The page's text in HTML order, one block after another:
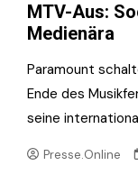
MTV-Aus:
Medienära
Paramount
Ende des
seine
Presse.Online